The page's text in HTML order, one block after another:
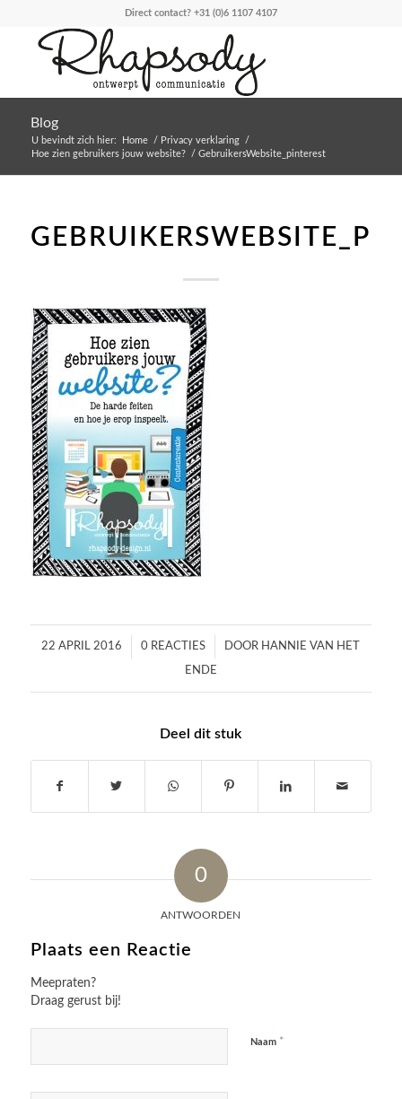
Direct contact? +31 (0)6 1107 4107
Blog
U bevindt zich hier: Home / Privacy verklaring
/
Hoe zien gebruikers jouw website?
/ GebruikersWebsite_pinterest
22 APRIL 2016
/ 0 REACTIES
/ DOOR HANNIE VAN HET
ENDE
Deel dit stuk
0
ANTWOORDEN
Plaats een Reactie
Meepraten?
Draag gerust bij!
Naam *